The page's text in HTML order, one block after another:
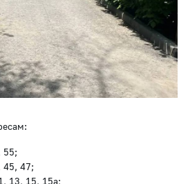
55;
45, 47;
13, 15, 15а;